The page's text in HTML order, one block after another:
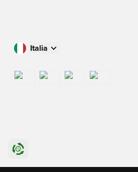
Italia
International